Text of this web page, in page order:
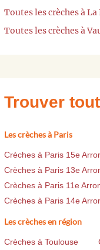
Toutes les crèches à
Toutes les crèches à
Trouver
Les crèches à Paris
Crèches à Paris 15e
Crèches à Paris 13e
Crèches à Paris 11e
Crèches à Paris 14e
Les crèches en région
Crèches à Toulouse